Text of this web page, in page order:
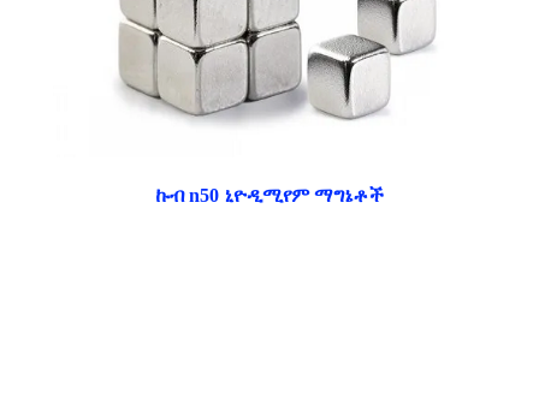
ኩብ n50 ኒዮዲሚየም ማግኔቶች